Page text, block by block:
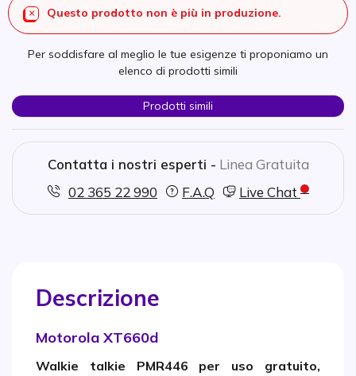
Questo prodotto non è più in produzione.
Per soddisfare al meglio le tue esigenze ti proponiamo un
elenco di prodotti simili
Prodotti simili
Contatta i nostri esperti - Linea Gratuita
02 365 22 990
F.A.Q Live Chat
Descrizione
Motorola XT660d
Walkie talkie PMR446 per uso gratuito,